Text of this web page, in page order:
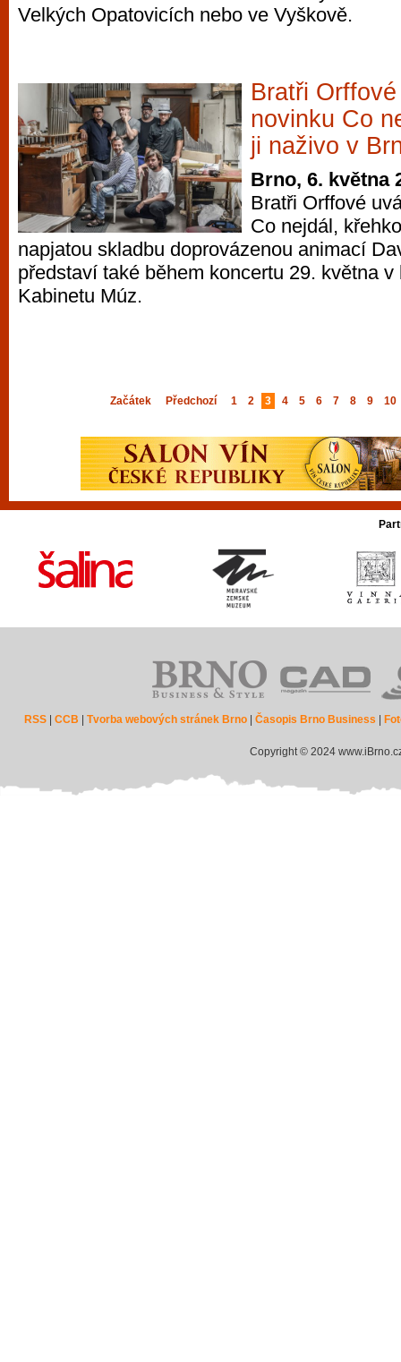
Velkých Opatovicích nebo ve Vyškově.
Bratři
novinku Co
ji naživo v
Brno, 6. května
Bratři Orffové
Co nejdál,
napjatou skladbu doprovázenou animací
představí také během koncertu 29. května v
Kabinetu Múz.
Začátek Předchozí 1 2 3 4 5 6 7 8 9 10
RSS |CCB |Tvorba webových stránek Brno |Časopis Brno Business
Copyright © 2024